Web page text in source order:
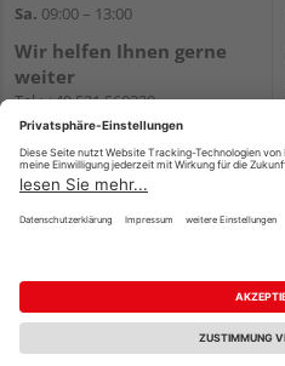
Sa. 09:00 – 13:00
Wir helfen Ihnen gerne
weiter
Tel.:+49 521 560320
E-Mail:shop@holzland-
brinkmann.de
Impressum AGB
Reservierungsbedingungen